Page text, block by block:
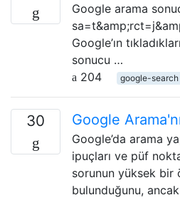
Google arama
Google’ın
sonucu …
204
google-search
30 Google
Google’da arama
ipuçları ve püf
sorunun yüksek bir
bulunduğunu,